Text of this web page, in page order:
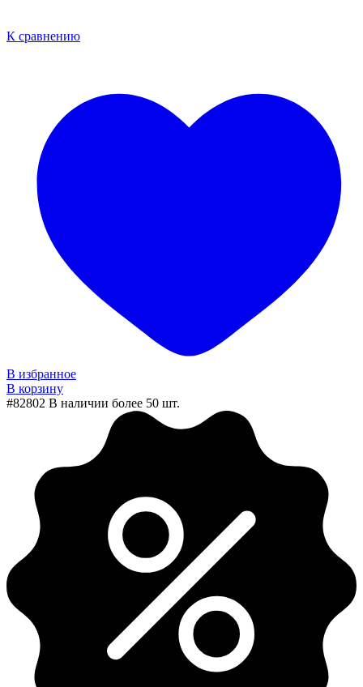
К сравнению
В избранное
В корзину
#82802 В наличии более 50 шт.